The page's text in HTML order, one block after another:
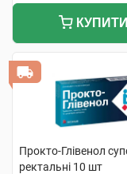
КУПИТИ
Прокто-Глівенол
ректальні 10 шт